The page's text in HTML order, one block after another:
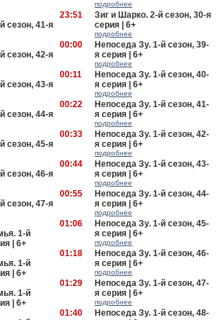
сезон, 41-я
сезон, 42-я
сезон, 43-я
сезон, 44-я
сезон, 45-я
сезон, 46-я
сезон, 47-я
1-й
| 6+
1-й
| 6+
1-й
| 6+
подробнее
23:51
Зиг и Шарко. 2-й сезон, 30-я
серия | 6+
подробнее
00:00
Непоседа Зу. 1-й сезон, 39-
я серия | 6+
подробнее
00:11
Непоседа Зу. 1-й сезон, 40-
я серия | 6+
подробнее
00:22
Непоседа Зу. 1-й сезон, 41-
я серия | 6+
подробнее
00:33
Непоседа Зу. 1-й сезон, 42-
я серия | 6+
подробнее
00:44
Непоседа Зу. 1-й сезон, 43-
я серия | 6+
подробнее
00:55
Непоседа Зу. 1-й сезон, 44-
я серия | 6+
подробнее
01:06
Непоседа Зу. 1-й сезон, 45-
я серия | 6+
подробнее
01:18
Непоседа Зу. 1-й сезон, 46-
я серия | 6+
подробнее
01:29
Непоседа Зу. 1-й сезон, 47-
я серия | 6+
подробнее
01:40
Непоседа Зу. 1-й сезон, 48-